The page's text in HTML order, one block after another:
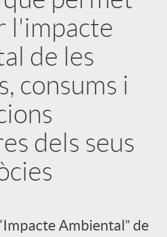
l'impacte
de les
consums i
dels seus
Ambiental” de